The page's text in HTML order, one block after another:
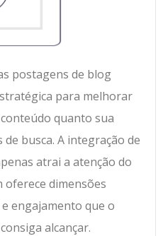
postagens de blog
para melhorar
quanto sua
busca. A integração de
atrai a atenção do
oferece dimensões
engajamento que o
alcançar.